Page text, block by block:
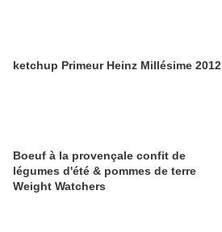
ketchup Primeur Heinz Millésime 2012
Boeuf à la provençale confit de
légumes d'été & pommes de terre
Weight Watchers